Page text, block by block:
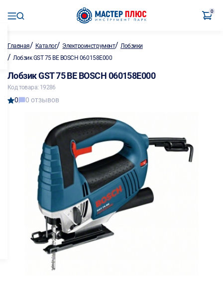
0
Главная/ Каталог/ Электроинструмент/Лобзики
/ Лобзик GST 75 BE BOSCH 060158E000
Лобзик GST 75 BE BOSCH 060158E000
Код товара: 19286
0 0 отзывов